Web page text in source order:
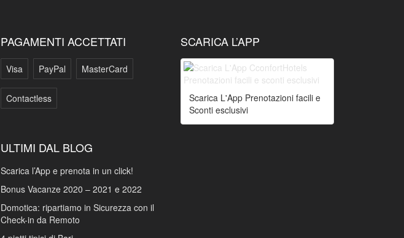
PAGAMENTI ACCETTATI
Visa PayPal MasterCard
Contactless
ULTIMI DAL BLOG
Scarica l’App e prenota in un click!
Bonus Vacanze 2020 – 2021 e 2022
Domotica: ripartiamo in Sicurezza con il
Check-in da Remoto
SCARICA L’APP
Scarica L'App Prenotazioni facili e
Sconti esclusivi